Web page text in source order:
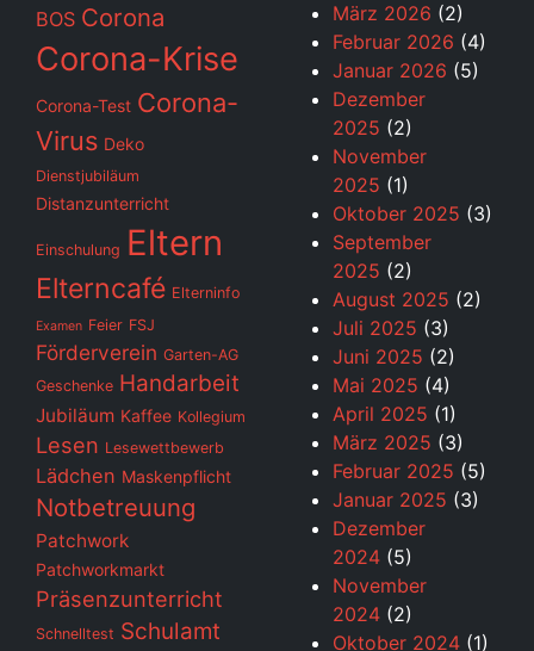
BOS Corona
Corona-Krise
Corona-Test Corona-
Virus Deko
Dienstjubiläum
Distanzunterricht
Einschulung Eltern
Elterncafé Elterninfo
Examen Feier FSJ
Förderverein Garten-AG
Geschenke Handarbeit
Jubiläum Kaffee Kollegium
Lesen Lesewettbewerb
Lädchen Maskenpflicht
Notbetreuung
Patchwork
Patchworkmarkt
Präsenzunterricht
Schnelltest Schulamt
März 2026 (2)
Februar 2026 (4)
Januar 2026 (5)
Dezember
2025 (2)
November
2025 (1)
Oktober 2025 (3)
September
2025 (2)
August 2025 (2)
Juli 2025 (3)
Juni 2025 (2)
Mai 2025 (4)
April 2025 (1)
März 2025 (3)
Februar 2025 (5)
Januar 2025 (3)
Dezember
2024 (5)
November
2024 (2)
Oktober 2024 (1)